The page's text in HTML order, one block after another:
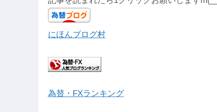
にほんブログ村
為替・FXランキング